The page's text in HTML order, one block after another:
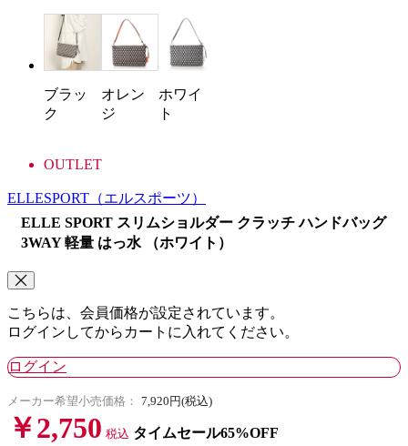
ブラッ
ク
オレン
ジ
ホワイ
ト
OUTLET
ELLESPORT （エルスポーツ）
ELLE SPORT スリムショルダー クラッチ ハンドバッグ
3WAY 軽量 はっ水 （ホワイト）
こちらは、会員価格が設定されています。
ログインしてからカートに入れてください。
ログイン
メーカー希望小売価格： 7,920円(税込)
￥2,750 税込 タイムセール65%OFF